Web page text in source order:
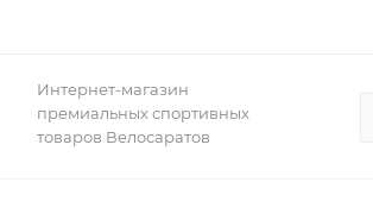
Интернет-магазин
премиальных спортивных
товаров Велосаратов